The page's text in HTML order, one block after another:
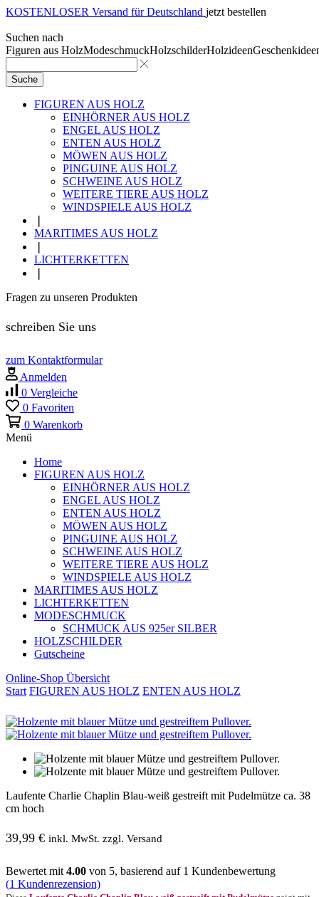
KOSTENLOSER Versand für Deutschland jetzt bestellen
Suchen nach
Figuren aus HolzModeschmuckHolzschilderHolzideen
Suche
FIGUREN AUS HOLZ
EINHÖRNER AUS HOLZ
ENGEL AUS HOLZ
ENTEN AUS HOLZ
MÖWEN AUS HOLZ
PINGUINE AUS HOLZ
SCHWEINE AUS HOLZ
WEITERE TIERE AUS HOLZ
WINDSPIELE AUS HOLZ
MARITIMES AUS HOLZ
LICHTERKETTEN
Fragen zu unseren Produkten
schreiben Sie uns
zum Kontaktformular
Anmelden
0 Vergleiche
0 Favoriten
0 Warenkorb
Menü
Home
FIGUREN AUS HOLZ
EINHÖRNER AUS HOLZ
ENGEL AUS HOLZ
ENTEN AUS HOLZ
MÖWEN AUS HOLZ
PINGUINE AUS HOLZ
SCHWEINE AUS HOLZ
WEITERE TIERE AUS HOLZ
WINDSPIELE AUS HOLZ
MARITIMES AUS HOLZ
LICHTERKETTEN
MODESCHMUCK
SCHMUCK AUS 925er SILBER
HOLZSCHILDER
Gutscheine
Online-Shop Übersicht
Start FIGUREN AUS HOLZ ENTEN AUS HOLZ
Laufente Charlie Chaplin Blau-weiß gestreift mit Pudelmütze ca. 38
cm hoch
39,99 € inkl. MwSt. zzgl. Versand
Bewertet mit 4.00 von 5, basierend auf 1 Kundenbewertung
(1 Kundenrezension)